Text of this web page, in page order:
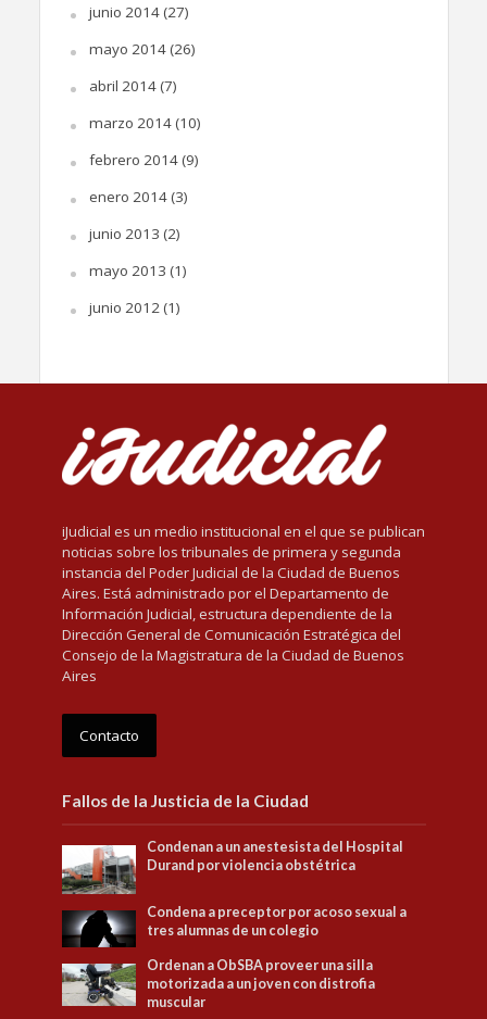
junio 2014(27)
mayo 2014(26)
abril 2014(7)
marzo 2014(10)
febrero 2014(9)
enero 2014(3)
junio 2013 (2)
mayo 2013 (1)
junio 2012 (1)
iJudicial es un medio institucional en el que se publican
noticias sobre los tribunales de primera y segunda
instancia del Poder Judicial de la Ciudad de Buenos
Aires. Está administrado por el Departamento de
Información Judicial, estructura dependiente de la
Dirección General de Comunicación Estratégica del
Consejo de la Magistratura de la Ciudad de Buenos
Aires
Contacto
Fallos de la Justicia de la Ciudad
Condenan a un anestesista del Hospital
Durand por violencia obstétrica
Condena a preceptor por acoso sexual a
tres alumnas de un colegio
Ordenan a ObSBA proveer una silla
motorizada a un joven con distrofia
muscular